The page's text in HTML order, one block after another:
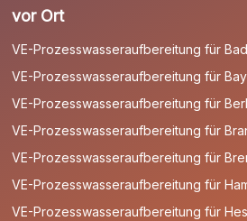
vor Ort
VE-Prozesswasseraufbereitung für
VE-Prozesswasseraufbereitung für
VE-Prozesswasseraufbereitung für
VE-Prozesswasseraufbereitung für
VE-Prozesswasseraufbereitung für
VE-Prozesswasseraufbereitung für
VE-Prozesswasseraufbereitung für